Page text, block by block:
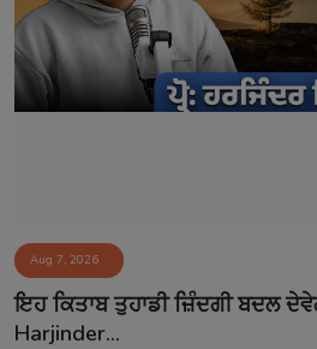
Aug 7, 2026
ਇਹ ਕਿਤਾਬ ਤੁਹਾਡੀ ਜ਼ਿੰਦਗੀ ਬਦਲ
Harjinder...